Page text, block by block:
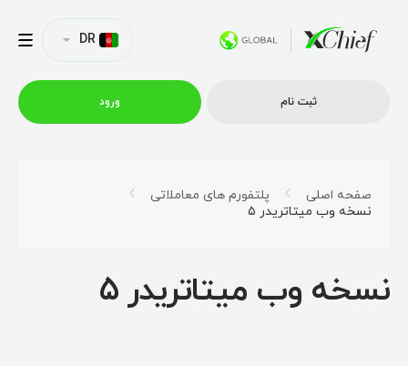
امتیازات
DR
ثبت نام ورود
صفحه اصلی
پلتفورم های معاملاتی
نسخه وب میتاتریدر ۵
نسخه وب میتاتریدر ۵